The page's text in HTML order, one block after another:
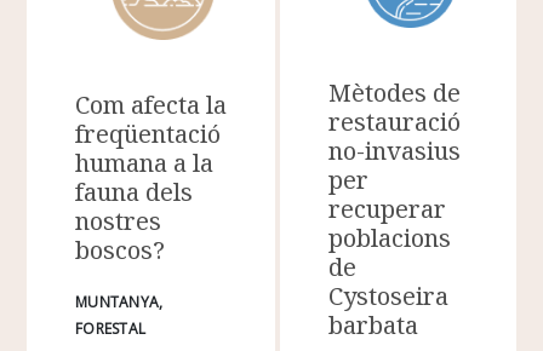
Com afecta la
freqüentació
humana a la
fauna dels
nostres
boscos?
MUNTANYA
FORESTAL
Mètodes de
restauració
no-invasius
per
recuperar
poblacions
de
Cystoseira
barbata